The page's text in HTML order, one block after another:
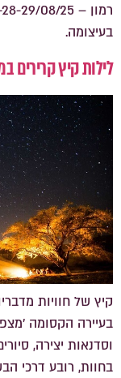
בעיצומה.
לילות קיץ קרירים
קיץ של חוויות
בעיירה הקסומה
וסדנאות יצירה,
בחוות, רובע דרכי